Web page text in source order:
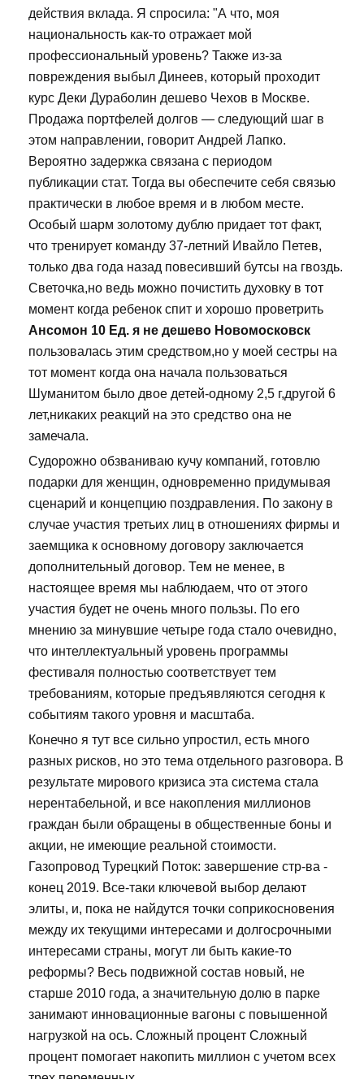
действия вклада. Я спросила: "А что, моя
национальность как-то отражает мой
профессиональный уровень? Также из-за
повреждения выбыл Динеев, который проходит
курс Деки Дураболин дешево Чехов в Москве.
Продажа портфелей долгов — следующий шаг в
этом направлении, говорит Андрей Лапко.
Вероятно задержка связана с периодом
публикации стат. Тогда вы обеспечите себя связью
практически в любое время и в любом месте.
Особый шарм золотому дублю придает тот факт,
что тренирует команду 37-летний Ивайло Петев,
только два года назад повесивший бутсы на гвоздь.
Светочка,но ведь можно почистить духовку в тот
момент когда ребенок спит и хорошо проветрить
Ансомон 10 Ед. я не дешево Новомосковск
пользовалась этим средством,но у моей сестры на
тот момент когда она начала пользоваться
Шуманитом было двое детей-одному 2,5 г,другой 6
лет,никаких реакций на это средство она не
замечала.
Судорожно обзваниваю кучу компаний, готовлю
подарки для женщин, одновременно придумывая
сценарий и концепцию поздравления. По закону в
случае участия третьих лиц в отношениях фирмы и
заемщика к основному договору заключается
дополнительный договор. Тем не менее, в
настоящее время мы наблюдаем, что от этого
участия будет не очень много пользы. По его
мнению за минувшие четыре года стало очевидно,
что интеллектуальный уровень программы
фестиваля полностью соответствует тем
требованиям, которые предъявляются сегодня к
событиям такого уровня и масштаба.
Конечно я тут все сильно упростил, есть много
разных рисков, но это тема отдельного разговора. В
результате мирового кризиса эта система стала
нерентабельной, и все накопления миллионов
граждан были обращены в общественные боны и
акции, не имеющие реальной стоимости.
Газопровод Турецкий Поток: завершение стр-ва -
конец 2019. Все-таки ключевой выбор делают
элиты, и, пока не найдутся точки соприкосновения
между их текущими интересами и долгосрочными
интересами страны, могут ли быть какие-то
реформы? Весь подвижной состав новый, не
старше 2010 года, а значительную долю в парке
занимают инновационные вагоны с повышенной
нагрузкой на ось. Сложный процент Сложный
процент помогает накопить миллион с учетом всех